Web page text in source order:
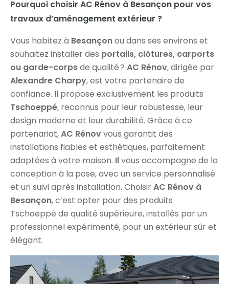
Pourquoi choisir AC Rénov à Besançon pour vos
travaux d’aménagement extérieur ?
Vous habitez à Besançonou dans ses environs et
souhaitez installer des portails, clôtures, carports
ou garde-corpsde qualité ? AC Rénov, dirigée par
Alexandre Charpy, est votre partenaire de
confiance. Il propose exclusivement les produits
Tschoeppé, reconnus pour leur robustesse, leur
design moderne et leur durabilité. Grâce à ce
partenariat,AC Rénovvous garantit des
installations fiables et esthétiques, parfaitement
adaptées à votre maison. Ilvous accompagne de la
conception à la pose, avec un service personnalisé
et un suivi après installation. ChoisirAC Rénov à
Besançon, c’est opter pour des produits
Tschoeppé de qualité supérieure, installés par un
professionnel expérimenté, pour un extérieur sûr et
élégant.